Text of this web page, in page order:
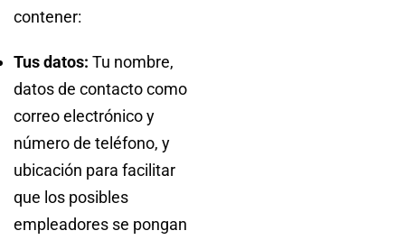
contener:
Tus datos: Tu nombre,
datos de contacto como
correo electrónico y
número de teléfono, y
ubicación para facilitar
que los posibles
empleadores se pongan